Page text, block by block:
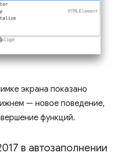
экрана показано
— новое поведение,
функций.
в автозаполнении